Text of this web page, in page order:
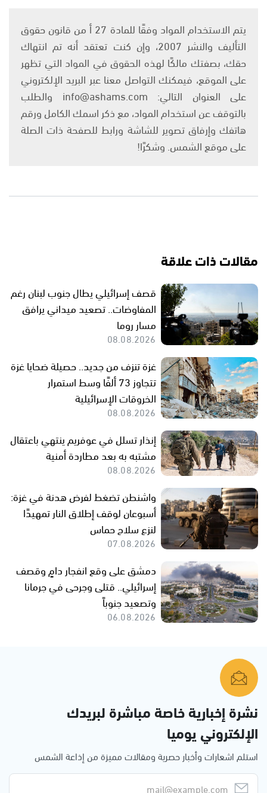
يتم الاستخدام المواد وفقًا للمادة 27 أ من قانون حقوق
التأليف والنشر 2007، وإن كنت تعتقد أنه تم انتهاك
حقك، بصفتك مالكًا لهذه الحقوق في المواد التي تظهر
على الموقع، فيمكنك التواصل معنا عبر البريد الإلكتروني
على العنوان التالي: info@ashams.com والطلب
بالتوقف عن استخدام المواد، مع ذكر اسمك الكامل ورقم
هاتفك وإرفاق تصوير للشاشة ورابط للصفحة ذات الصلة
على موقع الشمس. وشكرًا!
مقالات ذات علاقة
قصف إسرائيلي يطال جنوب لبنان رغم
المفاوضات.. تصعيد ميداني يرافق
مسار روما
08.08.2026
غزة تنزف من جديد.. حصيلة ضحايا غزة
تتجاوز 73 ألفًا وسط استمرار
الخروقات الإسرائيلية
08.08.2026
إنذار تسلل في عوفريم ينتهي باعتقال
مشتبه به بعد مطاردة أمنية
08.08.2026
واشنطن تضغط لفرض هدنة في غزة:
أسبوعان لوقف إطلاق النار تمهيدًا
لنزع سلاح حماس
07.08.2026
دمشق على وقع انفجار دامٍ وقصف
إسرائيلي.. قتلى وجرحى في جرمانا
وتصعيد جنوباً
06.08.2026
نشرة إخبارية خاصة مباشرة لبريدك
الإلكتروني يوميا
استلم اشعارات وأخبار حصرية ومقالات مميزة من إذاعة الشمس